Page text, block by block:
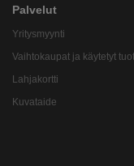
Palvelut
Yritysmyynti
Vaihtokaupat ja käytetyt
Lahjakortti
Kuvataide